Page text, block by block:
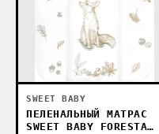
SWEET BABY
ПЕЛЕНАЛЬНЫЙ МАТРАС
SWEET BABY FORESTA